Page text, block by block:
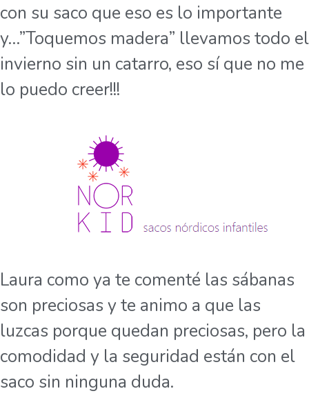
con su saco que eso es lo importante
y…”Toquemos madera” llevamos todo el
invierno sin un catarro, eso sí que no me
lo puedo creer!!!
Laura como ya te comenté las sábanas
son preciosas y te animo a que las
luzcas porque quedan preciosas, pero la
comodidad y la seguridad están con el
saco sin ninguna duda.